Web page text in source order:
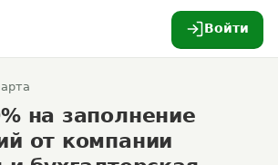
Войти
на заполнение
от компании